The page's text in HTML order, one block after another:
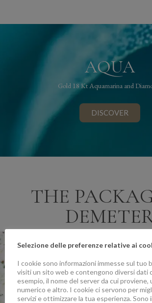
AQUA
Gold 18 Kt Aquamarina and
DISCOVER
THE
Selezione delle preferenze relative ai
I cookie sono informazioni immesse sul tuo
visiti un sito web e contengono diversi dati
esempio, il nome del server da cui
numerico e altro. I cookie ci servono per
servizi e ottimizzare la tua esperienza. Sono